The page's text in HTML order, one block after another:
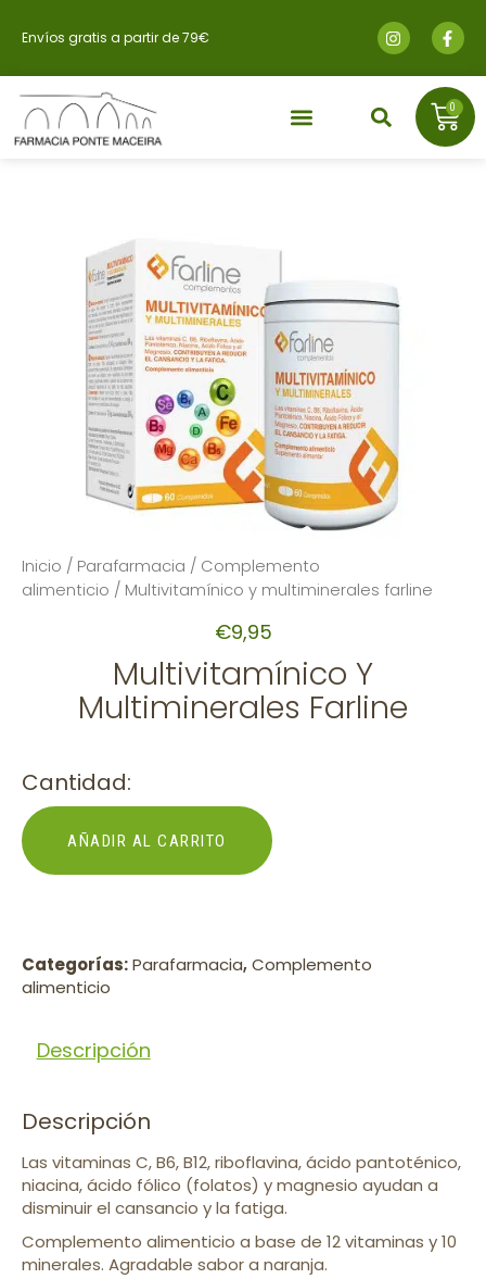
Envíos gratis a partir de 79€
0
Inicio / Parafarmacia / Complemento
alimenticio / Multivitamínico y multiminerales farline
€9,95
Multivitamínico Y
Multiminerales Farline
Cantidad:
AÑADIR AL CARRITO
Categorías:Parafarmacia,Complemento
alimenticio
Descripción
Descripción
Las vitaminas C, B6, B12, riboflavina, ácido pantoténico,
niacina, ácido fólico (folatos) y magnesio ayudan a
disminuir el cansancio y la fatiga.
Complemento alimenticio a base de 12 vitaminas y 10
minerales. Agradable sabor a naranja.